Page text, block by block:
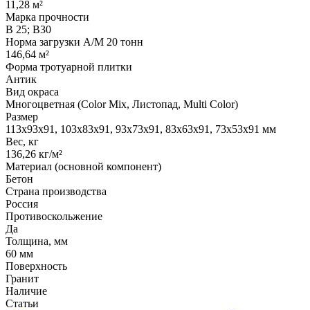
11,28 м²
Марка прочности
В 25; В30
Норма загрузки А/М 20 тонн
146,64 м²
Форма тротуарной плитки
Антик
Вид окраса
Многоцветная (Color Mix, Листопад, Multi Color)
Размер
113х93х91, 103х83х91, 93х73х91, 83х63х91, 73х53х91 мм
Вес, кг
136,26 кг/м²
Материал (основной компонент)
Бетон
Страна производства
Россия
Противоскольжение
Да
Толщина, мм
60 мм
Поверхность
Гранит
Наличие
Статьи